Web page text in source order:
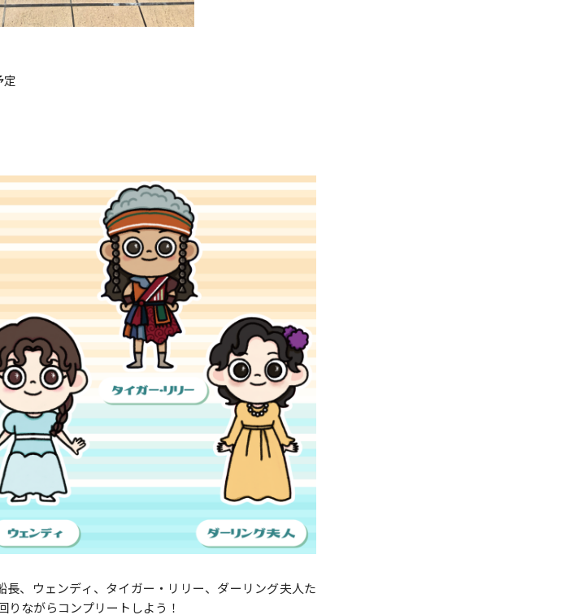
、ウェンディ、タイガー・リリー、ダーリング夫人た
りながらコンプリートしよう！